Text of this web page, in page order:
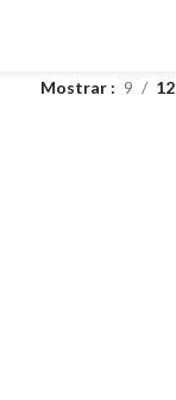
Mostrar 9 12